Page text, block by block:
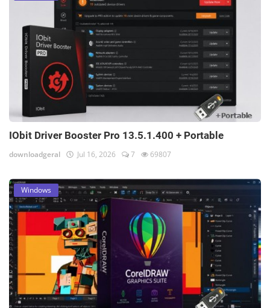
IObit Driver Booster Pro 13.5.1.400 + Portable
downloadgeral Jul 16, 2026 7 69807
Windows